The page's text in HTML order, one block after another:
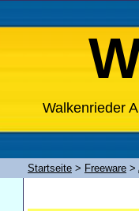
Walkenrieder
Startseite > Freeware >